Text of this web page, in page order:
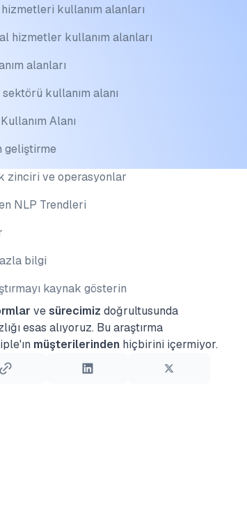
kullanım alanları
hizmetler kullanım alanları
alanları
kullanım alanı
Alanı
geliştirme
zinciri ve operasyonlar
NLP Trendleri
bilgi
kaynak gösterin
vesürecimiz doğrultusunda
esas alıyoruz. Bu araştırma
müşterilerindenhiçbirini içermiyor.